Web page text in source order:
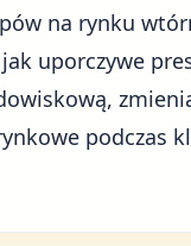
na rynku
uporczywe
podczas